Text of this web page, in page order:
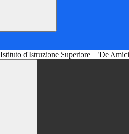
Istituto d'Istruzione Superiore "De